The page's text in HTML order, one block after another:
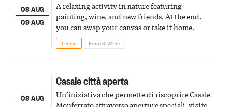
08 AUG
09 AUG
A relaxing activity in nature featuring
painting, wine, and new friends. At the end,
you can swap your canvas or take it home.
Treiso Food & Wine
08 AUG
Casale città aperta
Un’iniziativa che permette di riscoprire Casale